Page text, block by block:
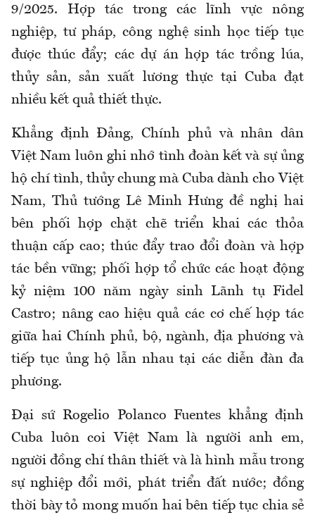
9/2025. Hợp tác trong các lĩnh vực nông
nghiệp, tư pháp, công nghệ sinh học tiếp tục
được thúc đẩy; các dự án hợp tác trồng lúa,
thủy sản, sản xuất lương thực tại Cuba đạt
nhiều kết quả thiết thực.
Khẳng định Đảng, Chính phủ và nhân dân
Việt Nam luôn ghi nhớ tình đoàn kết và sự ủng
hộ chí tình, thủy chung mà Cuba dành cho Việt
Nam, Thủ tướng Lê Minh Hưng đề nghị hai
bên phối hợp chặt chẽ triển khai các thỏa
thuận cấp cao; thúc đẩy trao đổi đoàn và hợp
tác bền vững; phối hợp tổ chức các hoạt động
kỷ niệm 100 năm ngày sinh Lãnh tụ Fidel
Castro; nâng cao hiệu quả các cơ chế hợp tác
giữa hai Chính phủ, bộ, ngành, địa phương và
tiếp tục ủng hộ lẫn nhau tại các diễn đàn đa
phương.
Đại sứ Rogelio Polanco Fuentes khẳng định
Cuba luôn coi Việt Nam là người anh em,
người đồng chí thân thiết và là hình mẫu trong
sự nghiệp đổi mới, phát triển đất nước; đồng
thời bày tỏ mong muốn hai bên tiếp tục chia sẻ